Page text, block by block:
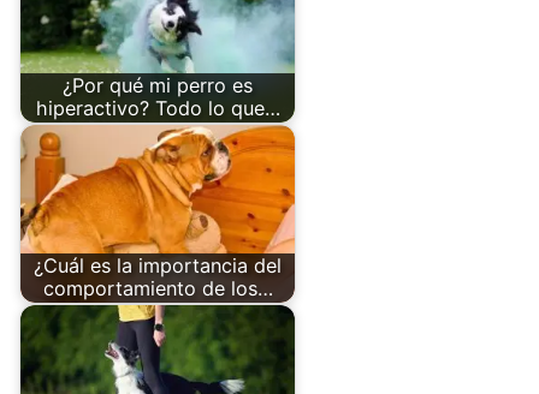
¿Por qué mi perro es
hiperactivo? Todo lo que…
¿Cuál es la importancia del
comportamiento de los…